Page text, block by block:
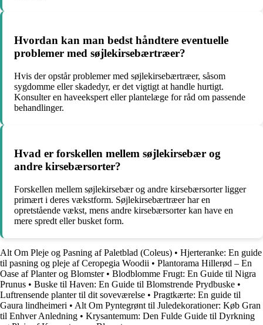
Hvordan kan man bedst håndtere eventuelle
problemer med søjlekirsebærtræer?
Hvis der opstår problemer med søjlekirsebærtræer, såsom
sygdomme eller skadedyr, er det vigtigt at handle hurtigt.
Konsulter en haveekspert eller plantelæge for råd om passende
behandlinger.
Hvad er forskellen mellem søjlekirsebær og
andre kirsebærsorter?
Forskellen mellem søjlekirsebær og andre kirsebærsorter ligger
primært i deres vækstform. Søjlekirsebærtræer har en
opretstående vækst, mens andre kirsebærsorter kan have en
mere spredt eller busket form.
Alt Om Pleje og Pasning af Paletblad (Coleus) • Hjerteranke: En guide
til pasning og pleje af Ceropegia Woodii • Plantorama Hillerød – En
Oase af Planter og Blomster• Blodblomme Frugt: En Guide til Nigra
Prunus • Buske til Haven: En Guide til Blomstrende Prydbuske •
Luftrensende planter til dit soveværelse • Pragtkærte: En guide til
Gaura lindheimeri • Alt Om Pyntegrønt til Juledekorationer: Køb Gran
til Enhver Anledning • Krysantemum: Den Fulde Guide til Dyrkning